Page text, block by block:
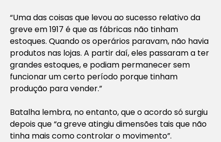
“Uma das coisas que levou ao sucesso relativo da
greve em 1917 é que as fábricas não tinham
estoques. Quando os operários paravam, não havia
produtos nas lojas. A partir daí, eles passaram a ter
grandes estoques, e podiam permanecer sem
funcionar um certo período porque tinham
produção para vender.”
Batalha lembra, no entanto, que o acordo só surgiu
depois que “a greve atingiu dimensões tais que não
tinha mais como controlar o movimento”.